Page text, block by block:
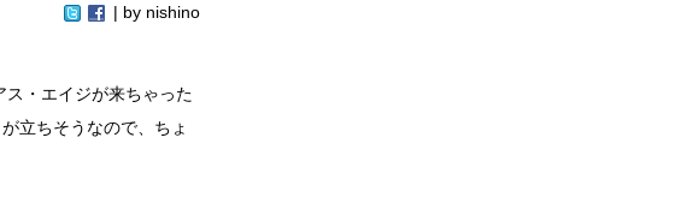
| by nishino
・エイジが来ちゃった
立ちそうなので、ちょ